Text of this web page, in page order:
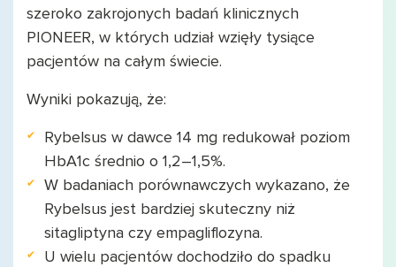
szeroko zakrojonych badań klinicznych
PIONEER, w których udział wzięły tysiące
pacjentów na całym świecie.
Wyniki pokazują, że:
Rybelsus w dawce 14 mg redukował poziom
HbA1c średnio o 1,2–1,5%.
W badaniach porównawczych wykazano, że
Rybelsus jest bardziej skuteczny niż
sitagliptyna czy empagliflozyna.
U wielu pacjentów dochodziło do spadku